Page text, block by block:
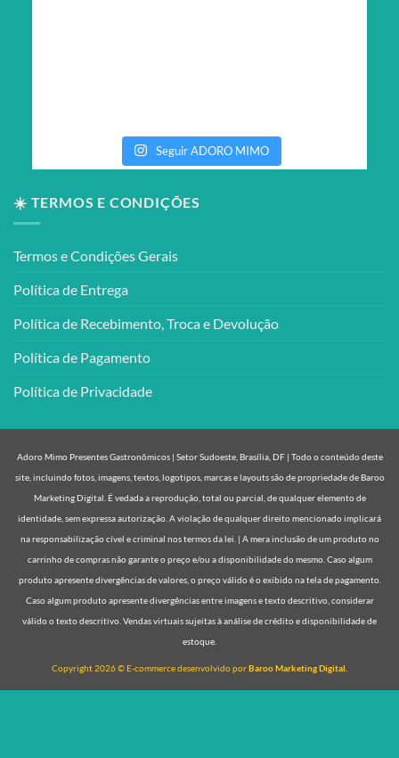
Seguir ADORO MIMO
☀️ TERMOS E CONDIÇÕES
Termos e Condições Gerais
Política de Entrega
Política de Recebimento, Troca e Devolução
Política de Pagamento
Política de Privacidade
Adoro Mimo Presentes Gastronômicos | Setor Sudoeste, Brasília, DF | Todo o conteúdo deste
site, incluindo fotos, imagens, textos, logotipos, marcas e layouts são de propriedade de Baroo
Marketing Digital. É vedada a reprodução, total ou parcial, de qualquer elemento de
identidade, sem expressa autorização. A violação de qualquer direito mencionado implicará
na responsabilização cível e criminal nos termos da lei. | A mera inclusão de um produto no
carrinho de compras não garante o preço e/ou a disponibilidade do mesmo. Caso algum
produto apresente divergências de valores, o preço válido é o exibido na tela de pagamento.
Caso algum produto apresente divergências entre imagens e texto descritivo, considerar
válido o texto descritivo. Vendas virtuais sujeitas à análise de crédito e disponibilidade de
estoque.
Copyright 2026 © E-commerce desenvolvido porBaroo Marketing Digital.